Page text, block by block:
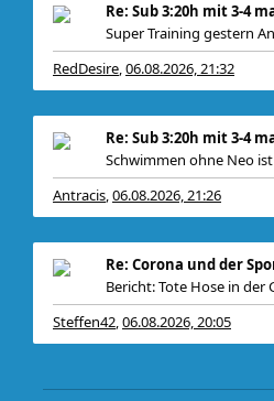
Super Training gestern
RedDesire,06.08.2026, 21:32
Antracis,06.08.2026, 21:26
Re: Corona und der
Bericht: Tote Hose in der
Steffen42,06.08.2026, 20:05